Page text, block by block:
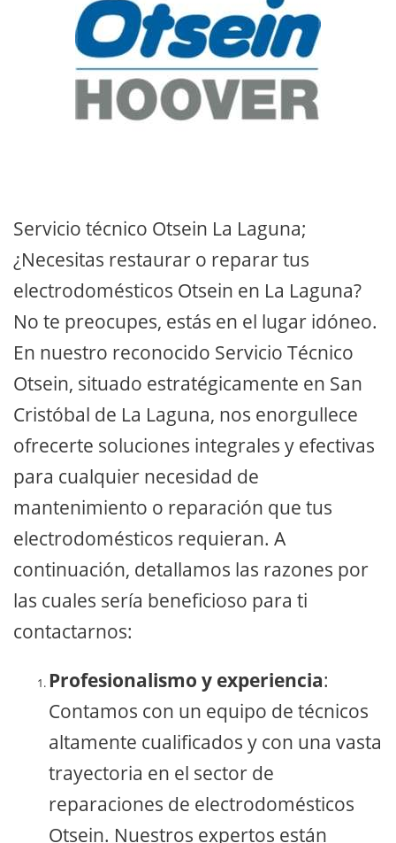
Servicio técnico Otsein La Laguna;
¿Necesitas restaurar o reparar tus
electrodomésticos Otsein en La Laguna?
No te preocupes, estás en el lugar idóneo.
En nuestro reconocido Servicio Técnico
Otsein, situado estratégicamente en San
Cristóbal de La Laguna, nos enorgullece
ofrecerte soluciones integrales y efectivas
para cualquier necesidad de
mantenimiento o reparación que tus
electrodomésticos requieran. A
continuación, detallamos las razones por
las cuales sería beneficioso para ti
contactarnos:
Profesionalismo y experiencia:
Contamos con un equipo de técnicos
altamente cualificados y con una vasta
trayectoria en el sector de
reparaciones de electrodomésticos
Otsein. Nuestros expertos están